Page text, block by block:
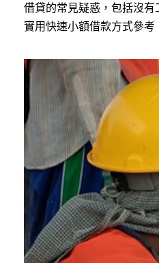
借貸的常見疑惑，包括沒
實用快速小額借款方式參考